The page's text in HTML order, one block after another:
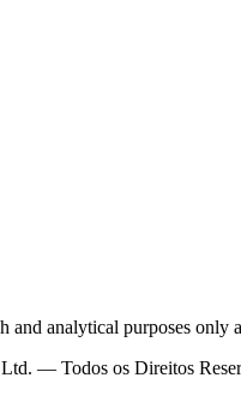
and analytical purposes only
Ltd. — Todos os Direitos